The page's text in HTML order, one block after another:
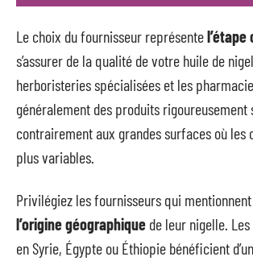
Le choix du fournisseur représente
s’assurer de la qualité de votre huile de
herboristeries spécialisées et les
généralement des produits rigoureusement
contrairement aux grandes surfaces où les
plus variables.
Privilégiez les fournisseurs qui
l’origine géographique de leur nigelle.
en Syrie, Égypte ou Éthiopie bénéficient